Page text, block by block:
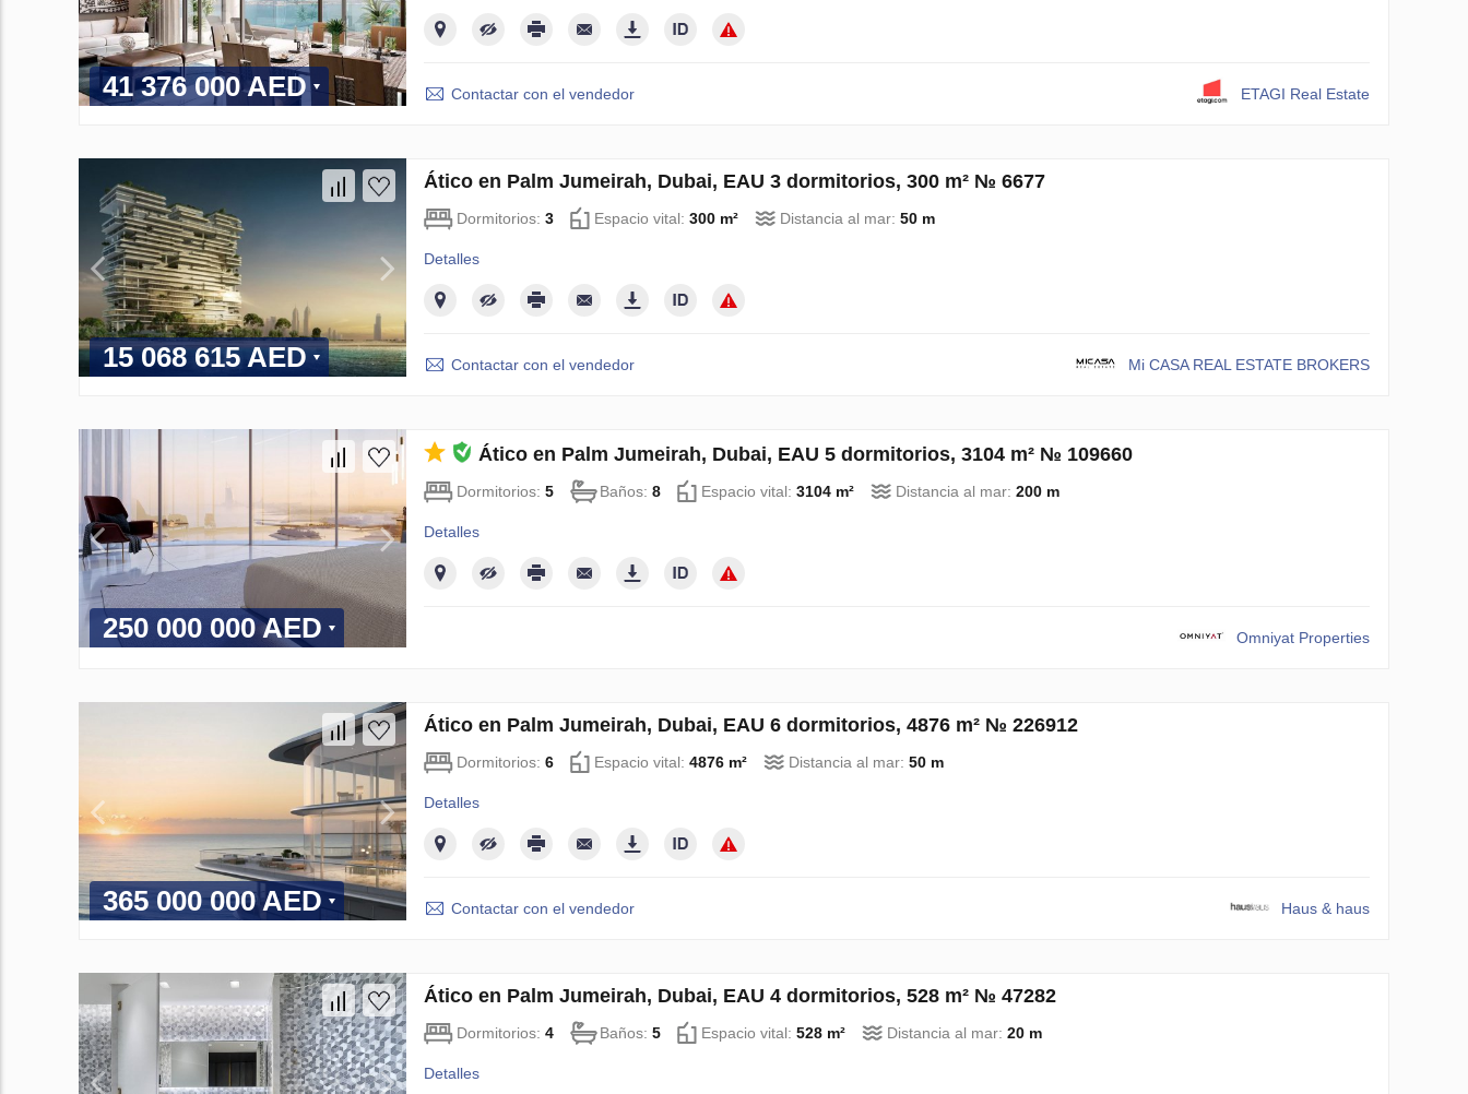
41 376 000 AED Contactar con el vendedor ETAGI Real Estate
15 068 615 AED
Ático en Palm Jumeirah, Dubai, EAU 3 dormitorios, 300 m² № 6677
Dormitorios: 3 Espacio vital: 300 m² Distancia al mar: 50 m
Detalles
Contactar con el vendedor Mi CASA REAL ESTATE BROKERS
250 000 000 AED
Ático en Palm Jumeirah, Dubai, EAU 5 dormitorios, 3104 m² № 109660
Dormitorios: 5 Baños: 8 Espacio vital: 3104 m² Distancia al mar: 200 m
Detalles
Omniyat Properties
365 000 000 AED
Ático en Palm Jumeirah, Dubai, EAU 6 dormitorios, 4876 m² № 226912
Dormitorios: 6 Espacio vital: 4876 m² Distancia al mar: 50 m
Detalles
Contactar con el vendedor Haus & haus
Ático en Palm Jumeirah, Dubai, EAU 4 dormitorios, 528 m² № 47282
Dormitorios: 4 Baños: 5 Espacio vital: 528 m² Distancia al mar: 20 m
Detalles